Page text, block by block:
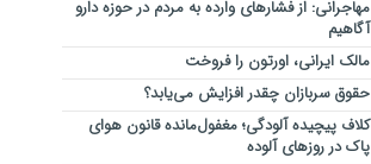
مهاجرانی: از فشارهای وارده به مردم در حوزه دارو
آگاهیم
مالک ایرانی، اورتون را فروخت
حقوق سربازان چقدر افزایش می‌یابد؟
کلاف پیچیده آلودگی؛ مغفول‌مانده قانون هوای
پاک در روزهای آلوده